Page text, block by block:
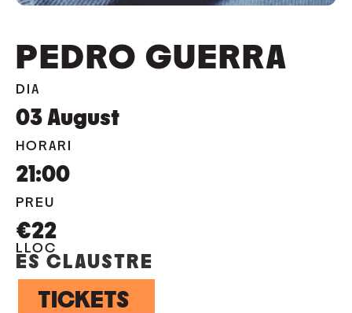
PEDRO GUERRA
DIA
03 August
HORARI
21:00
PREU
€22
LLOC
ES CLAUSTRE
TICKETS